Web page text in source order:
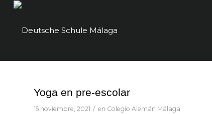
Yoga en pre-escolar
15 noviembre, 2021 / en Colegio Alemán Málaga